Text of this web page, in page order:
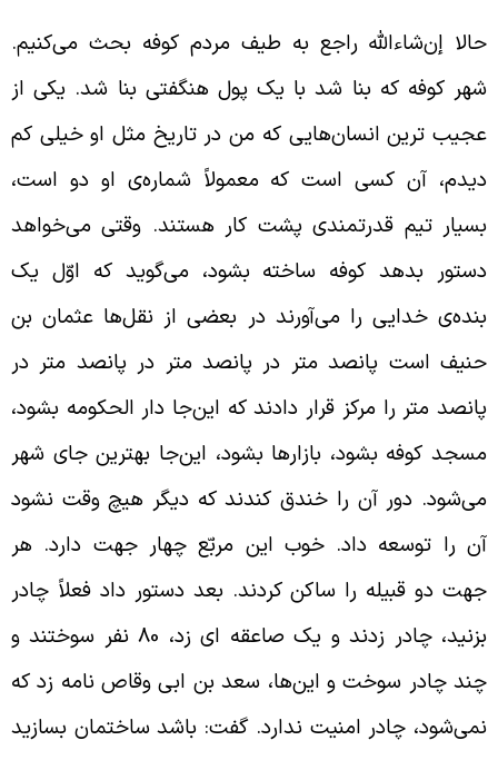
إن‌شاءالله راجع به طیف مردم کوفه بحث می‌کنیم.
کوفه که بنا شد با یک پول هنگفتی بنا شد. یکی از
ترین انسان‌هایی که من در تاریخ مثل او خیلی کم
آن کسی است که معمولاً شماره‌ی او دو است،
تیم قدرتمندی پشت کار هستند. وقتی می‌خواهد
بدهد کوفه ساخته ‌بشود، می‌گوید که اوّل یک
خدایی را می‌آورند در بعضی از نقل‌ها عثمان بن
است پانصد متر در پانصد متر در پانصد متر در
متر را مرکز قرار دادند که این‌جا دار الحکومه بشود،
کوفه بشود، بازارها بشود، این‌جا بهترین جای شهر
دور آن را خندق کندند که دیگر هیچ وقت نشود
را توسعه داد. خوب این مربّع چهار جهت دارد. هر
دو قبیله را ساکن کردند. بعد دستور داد فعلاً چادر
بزنید، چادر زدند و یک صاعقه ای زد، 80 نفر سوختند و
چادر سوخت و این‌ها، سعد بن ابی وقاص نامه زد که
چادر امنیت ندارد. گفت: باشد ساختمان بسازید